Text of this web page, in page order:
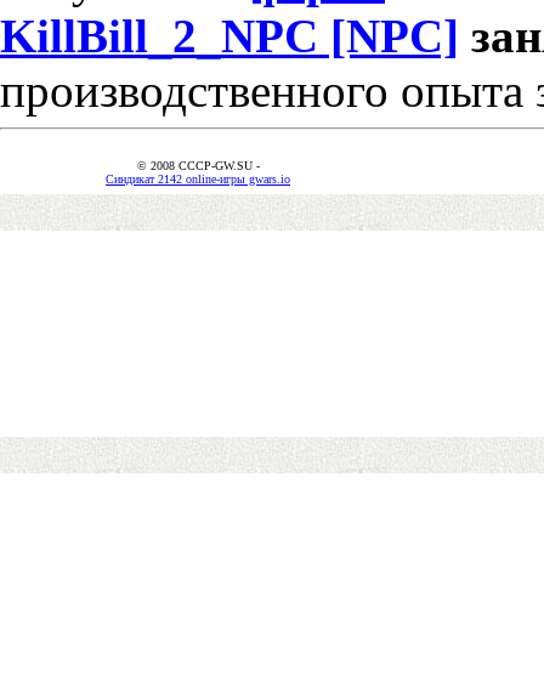
KillBill_2_NPC [NPC]
производственного опыта
© 2008 CCCP-GW.SU -
Синдикат 2142 online-игры gwars.io